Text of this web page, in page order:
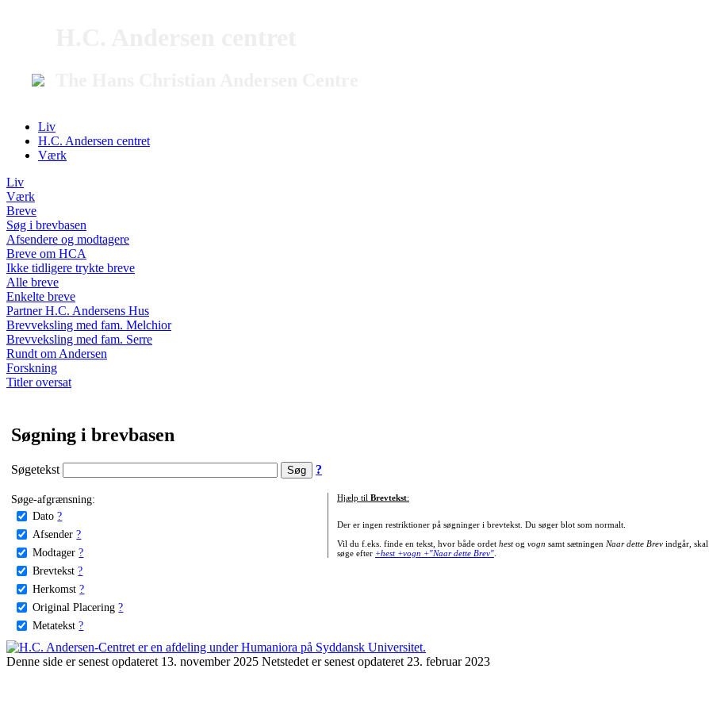
Liv
H.C. Andersen centret
Værk
Liv
Værk
Breve
Søg i brevbasen
Afsendere og modtagere
Breve om HCA
Ikke tidligere trykte breve
Alle breve
Enkelte breve
Partner H.C. Andersens Hus
Brevveksling med fam. Melchior
Brevveksling med fam. Serre
Rundt om Andersen
Forskning
Titler oversat
Søgning i brevbasen
Søgetekst ?
Søge-afgrænsning:
Dato ?
Afsender ?
Modtager ?
Brevtekst ?
Herkomst ?
Original Placering ?
Metatekst ?
Hjælp til Brevtekst:
Der er ingen restriktioner på søgninger i brevtekst. Du søger blot som normalt.
Vil du f.eks. finde en tekst, hvor både ordet hestog vogn samt sætningen Naar dette Brevindgår, skal
søge efter +hest +vogn +"Naar dette Brev".
Denne side er senest opdateret 13. november 2025 Netstedet er senest opdateret 23. februar 2023